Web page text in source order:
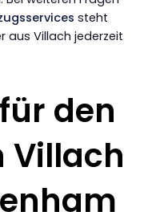
steht
aus Villach jederzeit
den
Villach